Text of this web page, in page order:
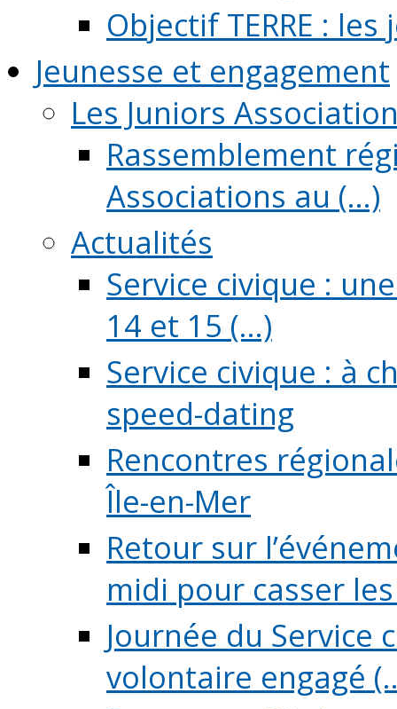
Objectif TERRE :
Jeunesse et engagement
Les Juniors
Rassemblement
Associations au (...)
Actualités
Service civique :
14 et 15 (...)
Service civique : à
speed-dating
Rencontres
Île-en-Mer
Retour sur
midi pour casser les
Journée du Service
volontaire engagé